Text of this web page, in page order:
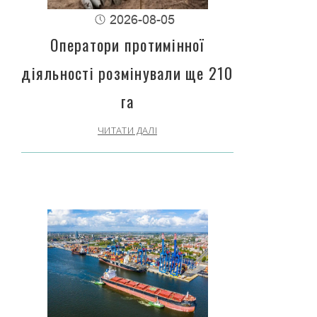
2026-08-05
Оператори протимінної
діяльності розмінували ще 210
га
ЧИТАТИ ДАЛІ